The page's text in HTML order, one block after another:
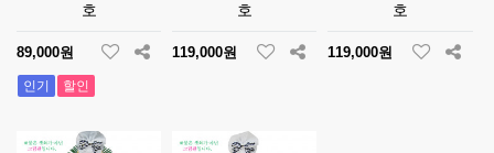
호
89,000원
인기 할인
호
119,000원
호
119,000원